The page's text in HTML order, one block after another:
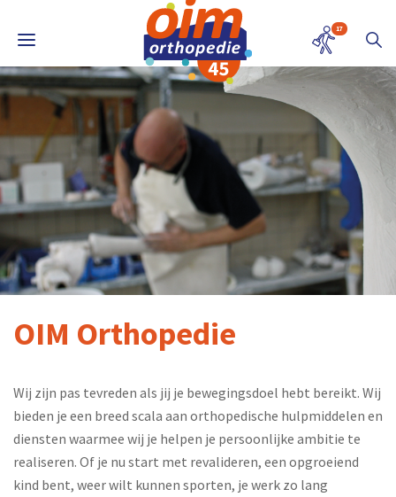
17
OIM Orthopedie
Wij zijn pas tevreden als jij je bewegingsdoel hebt bereikt. Wij
bieden je een breed scala aan orthopedische hulpmiddelen en
diensten waarmee wij je helpen je persoonlijke ambitie te
realiseren. Of je nu start met revalideren, een opgroeiend
kind bent, weer wilt kunnen sporten, je werk zo lang